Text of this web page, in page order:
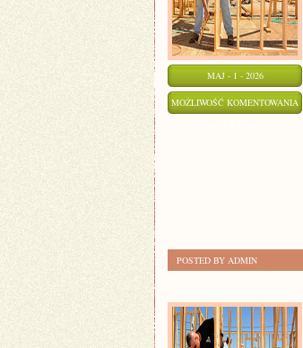
MAJ - 1 - 2026
MOŻLIWOŚĆ KOMENTOWANIA
POSTED BY ADMIN